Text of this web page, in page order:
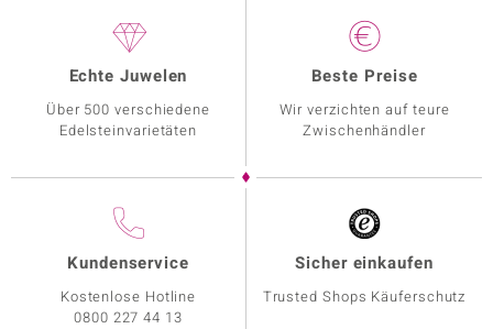
Echte Juwelen
Über 500 verschiedene
Edelsteinvarietäten
Beste Preise
Wir verzichten auf teure
Zwischenhändler
Kundenservice
Kostenlose Hotline
0800 227 44 13
Sicher einkaufen
Trusted Shops Käuferschutz